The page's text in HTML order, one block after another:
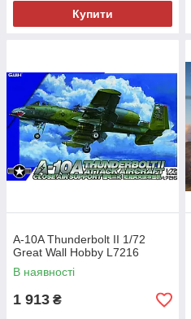
Купити
A-10A Thunderbolt II 1/72
Great Wall Hobby L7216
В наявності
1 913 ₴